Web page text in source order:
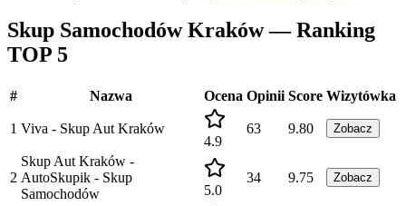
Skup Samochodów Kraków — Ranking
TOP 5
# Nazwa Ocena Opinii Score Wizytówka
1 Viva - Skup Aut Kraków
4.9
63 9.80 Zobacz
2
Skup Aut Kraków -
AutoSkupik - Skup
Samochodów
5.0
34 9.75 Zobacz